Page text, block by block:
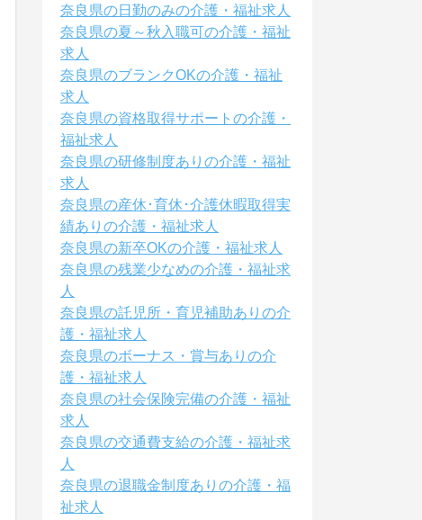
奈良県の日勤のみの介護・福祉求人
奈良県の夏～秋入職可の介護・福祉
求人
奈良県のブランクOKの介護・福祉
求人
奈良県の資格取得サポートの介護・
福祉求人
奈良県の研修制度ありの介護・福祉
求人
奈良県の産休･育休･介護休暇取得実
績ありの介護・福祉求人
奈良県の新卒OKの介護・福祉求人
奈良県の残業少なめの介護・福祉求
人
奈良県の託児所・育児補助ありの介
護・福祉求人
奈良県のボーナス・賞与ありの介
護・福祉求人
奈良県の社会保険完備の介護・福祉
求人
奈良県の交通費支給の介護・福祉求
人
奈良県の退職金制度ありの介護・福
祉求人